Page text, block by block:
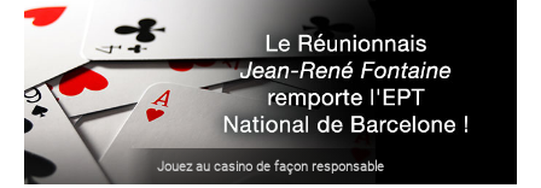
Jouez au casino de façon responsable